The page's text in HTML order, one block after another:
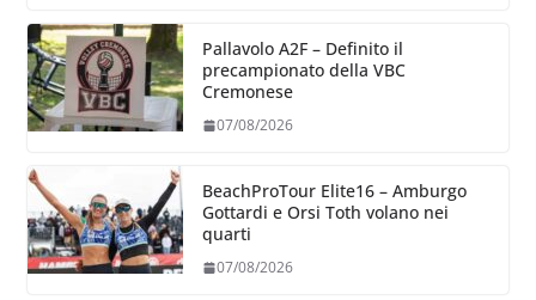
Pallavolo A2F – Definito il
precampionato della VBC
Cremonese
07/08/2026
BeachProTour Elite16 – Amburgo
Gottardi e Orsi Toth volano nei
quarti
07/08/2026